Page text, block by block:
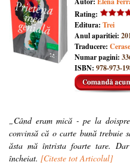
Rating:
Editura: Trei
Anul aparitiei:
Traducere:
Numar pagini:
ISBN: 978-973-
„Când eram mică - pe la
convinsă că o carte bună trebuie
ăsta mă întrista foarte tare.
încheiat. [Citeste tot Articolul]